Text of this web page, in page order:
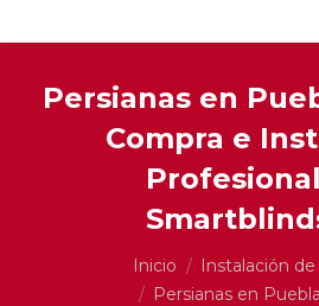
Persianas en
Compra e
Inicio
Instalación
Persianas en